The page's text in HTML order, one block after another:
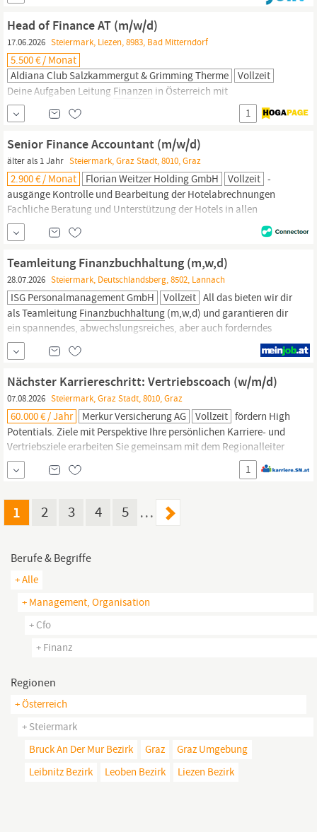
Immobilienmakler/in in (M / W / D). Regionen: Österreich: Wien,
Niederösterreich,Steiermark,
Head of Finance AT (m/w/d)
17.06.2026 Steiermark, Liezen, 8983, Bad Mitterndorf
5.500 € / Monat
Aldiana Club Salzkammergut & Grimming Therme
Vollzeit
Deine Aufgaben Leitung Finanzen in Österreich mit
Verantwortung für die Verwaltung von 6 Gesellschaften inklusive
2 Zentralgesellschaften Verantwortlich für die regelmäßige
(zB. Monats-, Quartals- und
Jahresabschlüsse) Sicherstellung der Transparenz und
Nachvollziehbarkeit derFinanzdatenAnalyse von Umsatz-,...
1
Senior Finance Accountant (m/w/d)
älter als 1 Jahr Steiermark, Graz Stadt, 8010, Graz
2.900 € / Monat Florian Weitzer Holding GmbH Vollzeit -
ausgänge Kontrolle und Bearbeitung der Hotelabrechnungen
Fachliche Beratung und Unterstützung der Hotels in allen
buchhalterischen Fragen Dein Profil: Abgeschlossene
kaufmännische Ausbildung (z. B. HAK, HLW, kaufmännische
Rechnungswesen Mehrjährige Berufserfahrung in der
Buchhaltung, im Controlling oder imFinanzbereich
Teamleitung Finanzbuchhaltung (m,w,d)
28.07.2026 Steiermark, Deutschlandsberg, 8502, Lannach
ISG Personalmanagement GmbH Vollzeit All das bieten wir dir
als Teamleitung Finanzbuchhaltung (m,w,d) und garantieren dir
ein spannendes, abwechslungsreiches, aber auch forderndes
Umfeld. Deine Aufgaben: Disziplinäre und fachliche Führung von
4 Mitarbeitern in der
Sicherstellung der
ordnungsgemäße...
Nächster Karriereschritt: Vertriebscoach (w/m/d)
07.08.2026 Steiermark, Graz Stadt, 8010, Graz
60.000 € / Jahr Merkur Versicherung AG Vollzeit fördern High
Potentials. Ziele mit Perspektive Ihre persönlichen Karriere- und
Vertriebsziele erarbeiten Sie gemeinsam mit dem Regionalleiter
und dem Vertriebsdirektor – klar, partnerschaftlich und auf
Augenhöhe. Anforderungen Abgeschlossene Ausbildung (z. B.
Versicherungs- oder Finanzvertrieb Starkes Markt- und
1
1 2 3 4 5 …
Berufe & Begriffe
+ Alle
+ Management, Organisation
+ Cfo
+ Finanz
Regionen
+ Österreich
+ Steiermark
Bruck An Der Mur Bezirk
Graz
Graz Umgebung
Leibnitz Bezirk
Leoben Bezirk Liezen Bezirk